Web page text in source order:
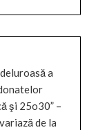
a
şi 25o30” –
de la